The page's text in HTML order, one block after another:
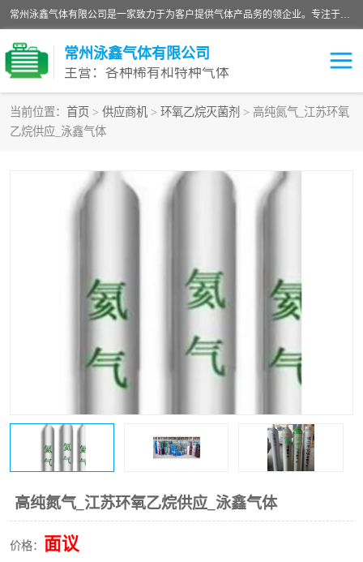
常州泳鑫气体有限公司是一家致力于为客户提供气体产品务的领企业。专注于环氧乙烷剂、环氧乙烷、高纯气体以及稀有和特种气体的研发、生产、销售和配送，产品广泛应用于医疗、电子、科研、化工、食品等多个领域。主要产品有：环氧乙烷灭菌剂，环氧乙烷，高纯氩，氮，氪，氙，氖，氘，笑，氦，氢，氧等各种稀有和特种气体。
常州泳鑫气体有限公司
主营：各种稀有和特种气体
当前位置： 首页 > 供应商机 > 环氧乙烷灭菌剂 > 高纯氮气_江苏环氧
乙烷供应_泳鑫气体
高纯氮气_江苏环氧乙烷供应_泳鑫气体
价格： 面议
高纯氦气
环氧乙烷灭菌剂 高纯氩气